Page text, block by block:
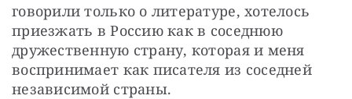
говорили только о литературе, хотелось
приезжать в Россию как в соседнюю
дружественную страну, которая и меня
воспринимает как писателя из соседней
независимой страны.